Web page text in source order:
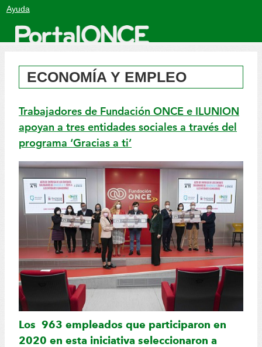
Ayuda
ECONOMÍA Y EMPLEO
Trabajadores de Fundación ONCE e ILUNION
apoyan a tres entidades sociales a través del
programa ‘Gracias a ti’
Los 963 empleados que participaron en
2020 en esta iniciativa seleccionaron a